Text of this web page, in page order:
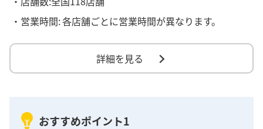
・営業時間:各店舗ごとに営業時間が異なります。
詳細を見る
おすすめポイント1